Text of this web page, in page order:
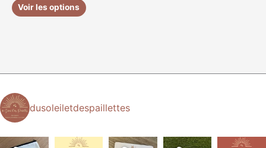
Voir les options
produit
dusoleiletdespaillettes